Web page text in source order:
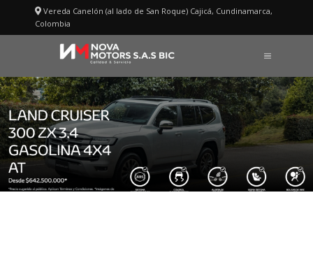
Vereda Canelón (al lado de San Roque) Cajicá, Cundinamarca,
Colombia
MENÚ